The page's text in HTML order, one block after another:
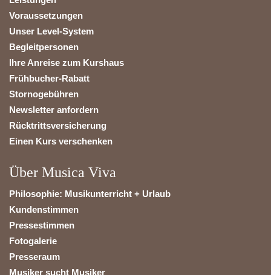
Voraussetzungen
Unser Level-System
Begleitpersonen
Ihre Anreise zum Kurshaus
Frühbucher-Rabatt
Stornogebühren
Newsletter anfordern
Rücktrittsversicherung
Einen Kurs verschenken
Über Musica Viva
Philosophie: Musikunterricht + Urlaub
Kundenstimmen
Pressestimmen
Fotogalerie
Presseraum
Musiker sucht Musiker